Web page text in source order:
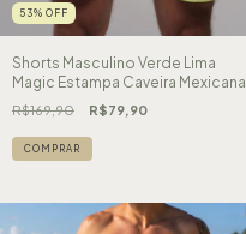
53% OFF
Shorts Masculino Verde Lima
Magic Estampa Caveira Mexicana
R$169,90 R$79,90
COMPRAR